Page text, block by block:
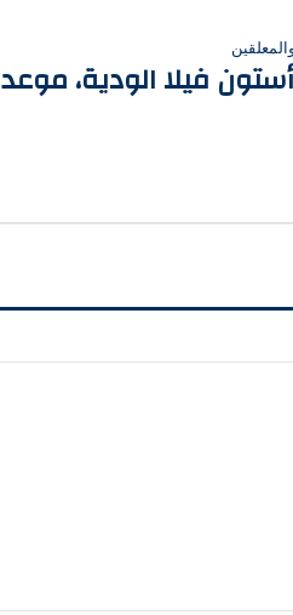
فيلا الودية، موعد